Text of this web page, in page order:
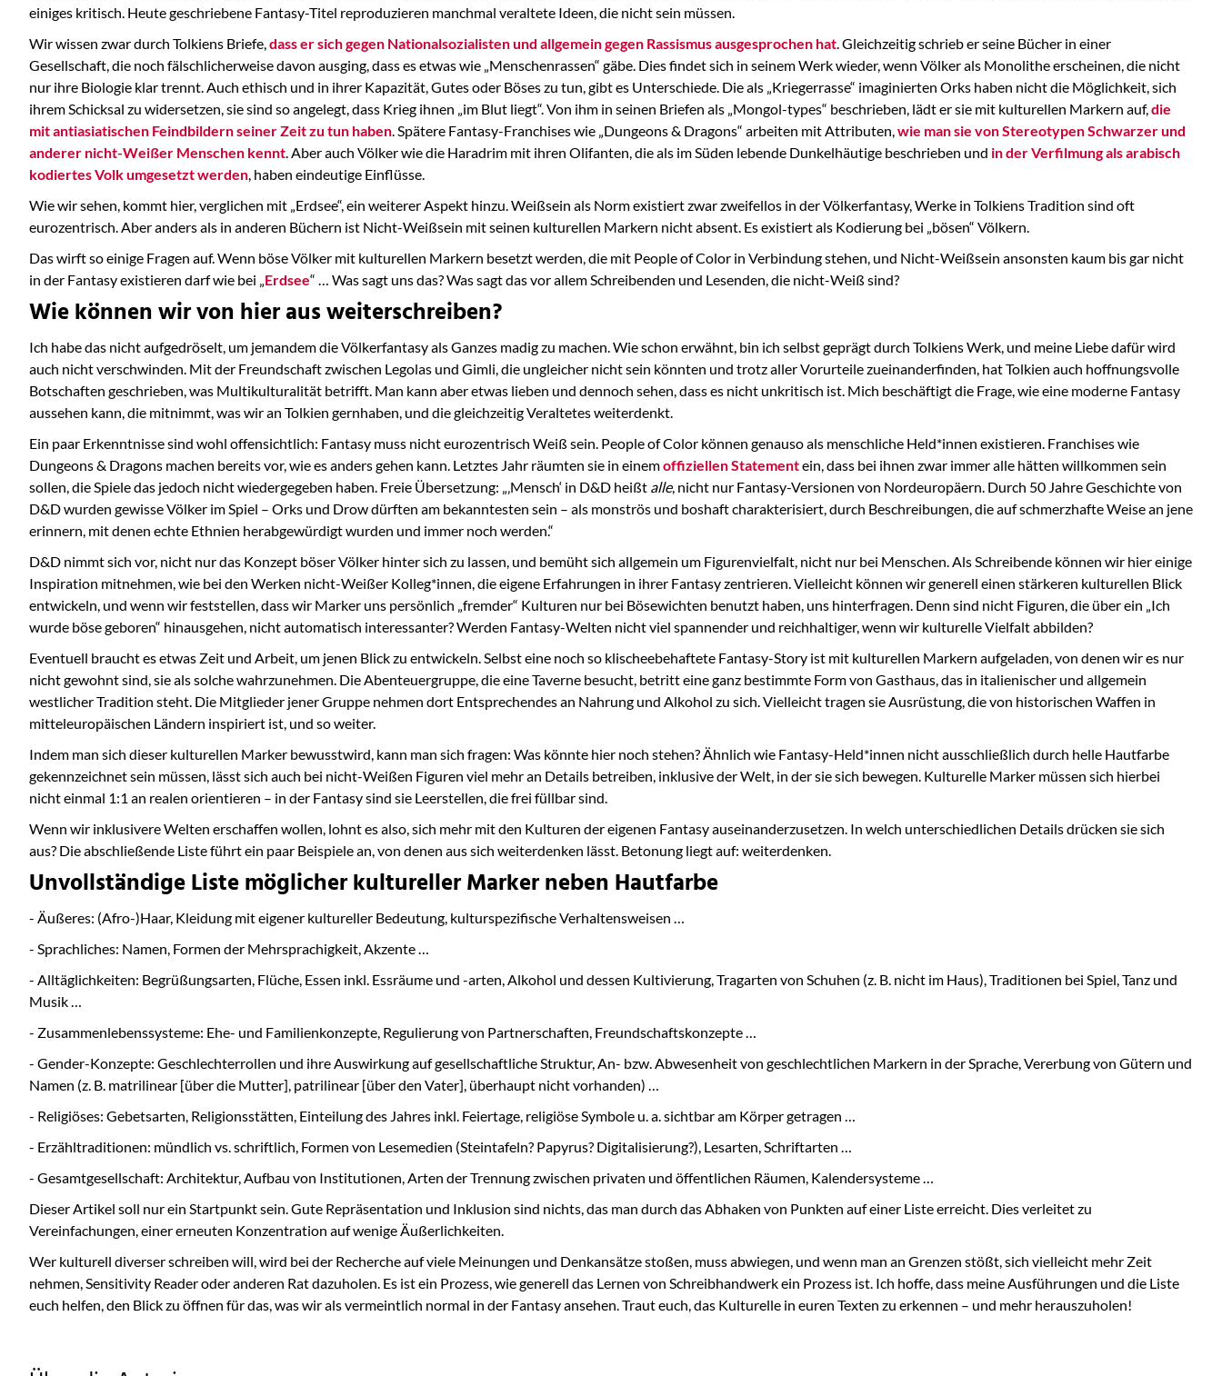
einiges kritisch. Heute geschriebene Fantasy-Titel reproduzieren manchmal veraltete Ideen, die nicht sein müssen.
Wir wissen zwar durch Tolkiens Briefe, dass er sich gegen Nationalsozialisten und allgemein gegen Rassismus ausgesprochen hat. Gleichzeitig schrieb er seine Bücher in einer
Gesellschaft, die noch fälschlicherweise davon ausging, dass es etwas wie „Menschenrassen“ gäbe. Dies findet sich in seinem Werk wieder, wenn Völker als Monolithe erscheinen, die nicht
nur ihre Biologie klar trennt. Auch ethisch und in ihrer Kapazität, Gutes oder Böses zu tun, gibt es Unterschiede. Die als „Kriegerrasse“ imaginierten Orks haben nicht die Möglichkeit, sich
ihrem Schicksal zu widersetzen, sie sind so angelegt, dass Krieg ihnen „im Blut liegt“. Von ihm in seinen Briefen als „Mongol-types“ beschrieben, lädt er sie mit kulturellen Markern auf, die
mit antiasiatischen Feindbildern seiner Zeit zu tun haben. Spätere Fantasy-Franchises wie „Dungeons & Dragons“ arbeiten mit Attributen, wie man sie von Stereotypen Schwarzer und
anderer nicht-Weißer Menschen kennt. Aber auch Völker wie die Haradrim mit ihren Olifanten, die als im Süden lebende Dunkelhäutige beschrieben und in der Verfilmung als arabisch
kodiertes Volk umgesetzt werden, haben eindeutige Einflüsse.
Wie wir sehen, kommt hier, verglichen mit „Erdsee“, ein weiterer Aspekt hinzu. Weißsein als Norm existiert zwar zweifellos in der Völkerfantasy, Werke in Tolkiens Tradition sind oft
eurozentrisch. Aber anders als in anderen Büchern ist Nicht-Weißsein mit seinen kulturellen Markern nicht absent. Es existiert als Kodierung bei „bösen“ Völkern.
Das wirft so einige Fragen auf. Wenn böse Völker mit kulturellen Markern besetzt werden, die mit People of Color in Verbindung stehen, und Nicht-Weißsein ansonsten kaum bis gar nicht
in der Fantasy existieren darf wie bei „ Erdsee“ … Was sagt uns das? Was sagt das vor allem Schreibenden und Lesenden, die nicht-Weiß sind?
Wie können wir von hier aus weiterschreiben?
Ich habe das nicht aufgedröselt, um jemandem die Völkerfantasy als Ganzes madig zu machen. Wie schon erwähnt, bin ich selbst geprägt durch Tolkiens Werk, und meine Liebe dafür wird
auch nicht verschwinden. Mit der Freundschaft zwischen Legolas und Gimli, die ungleicher nicht sein könnten und trotz aller Vorurteile zueinanderfinden, hat Tolkien auch hoffnungsvolle
Botschaften geschrieben, was Multikulturalität betrifft. Man kann aber etwas lieben und dennoch sehen, dass es nicht unkritisch ist. Mich beschäftigt die Frage, wie eine moderne Fantasy
aussehen kann, die mitnimmt, was wir an Tolkien gernhaben, und die gleichzeitig Veraltetes weiterdenkt.
Ein paar Erkenntnisse sind wohl offensichtlich: Fantasy muss nicht eurozentrisch Weiß sein. People of Color können genauso als menschliche Held*innen existieren. Franchises wie
Dungeons & Dragons machen bereits vor, wie es anders gehen kann. Letztes Jahr räumten sie in einemoffiziellen Statementein, dass bei ihnen zwar immer alle hätten willkommen sein
sollen, die Spiele das jedoch nicht wiedergegeben haben. Freie Übersetzung: „‚Mensch‘ in D&D heißt alle, nicht nur Fantasy-Versionen von Nordeuropäern. Durch 50 Jahre Geschichte von
D&D wurden gewisse Völker im Spiel – Orks und Drow dürften am bekanntesten sein – als monströs und boshaft charakterisiert, durch Beschreibungen, die auf schmerzhafte Weise an jene
erinnern, mit denen echte Ethnien herabgewürdigt wurden und immer noch werden.“
D&D nimmt sich vor, nicht nur das Konzept böser Völker hinter sich zu lassen, und bemüht sich allgemein um Figurenvielfalt, nicht nur bei Menschen. Als Schreibende können wir hier einige
Inspiration mitnehmen, wie bei den Werken nicht-Weißer Kolleg*innen, die eigene Erfahrungen in ihrer Fantasy zentrieren. Vielleicht können wir generell einen stärkeren kulturellen Blick
entwickeln, und wenn wir feststellen, dass wir Marker uns persönlich „fremder“ Kulturen nur bei Bösewichten benutzt haben, uns hinterfragen. Denn sind nicht Figuren, die über ein „Ich
wurde böse geboren“ hinausgehen, nicht automatisch interessanter? Werden Fantasy-Welten nicht viel spannender und reichhaltiger, wenn wir kulturelle Vielfalt abbilden?
Eventuell braucht es etwas Zeit und Arbeit, um jenen Blick zu entwickeln. Selbst eine noch so klischeebehaftete Fantasy-Story ist mit kulturellen Markern aufgeladen, von denen wir es nur
nicht gewohnt sind, sie als solche wahrzunehmen. Die Abenteuergruppe, die eine Taverne besucht, betritt eine ganz bestimmte Form von Gasthaus, das in italienischer und allgemein
westlicher Tradition steht. Die Mitglieder jener Gruppe nehmen dort Entsprechendes an Nahrung und Alkohol zu sich. Vielleicht tragen sie Ausrüstung, die von historischen Waffen in
mitteleuropäischen Ländern inspiriert ist, und so weiter.
Indem man sich dieser kulturellen Marker bewusstwird, kann man sich fragen: Was könnte hier noch stehen? Ähnlich wie Fantasy-Held*innen nicht ausschließlich durch helle Hautfarbe
gekennzeichnet sein müssen, lässt sich auch bei nicht-Weißen Figuren viel mehr an Details betreiben, inklusive der Welt, in der sie sich bewegen. Kulturelle Marker müssen sich hierbei
nicht einmal 1:1 an realen orientieren – in der Fantasy sind sie Leerstellen, die frei füllbar sind.
Wenn wir inklusivere Welten erschaffen wollen, lohnt es also, sich mehr mit den Kulturen der eigenen Fantasy auseinanderzusetzen. In welch unterschiedlichen Details drücken sie sich
aus? Die abschließende Liste führt ein paar Beispiele an, von denen aus sich weiterdenken lässt. Betonung liegt auf: weiterdenken.
UnvollständigeListe möglicher kultureller Marker neben Hautfarbe
- Äußeres: (Afro-)Haar, Kleidung mit eigener kultureller Bedeutung, kulturspezifische Verhaltensweisen …
- Sprachliches: Namen, Formen der Mehrsprachigkeit, Akzente …
- Alltäglichkeiten: Begrüßungsarten, Flüche, Essen inkl. Essräume und -arten, Alkohol und dessen Kultivierung, Tragarten von Schuhen (z. B. nicht im Haus), Traditionen bei Spiel, Tanz und
Musik …
- Zusammenlebenssysteme: Ehe- und Familienkonzepte, Regulierung von Partnerschaften, Freundschaftskonzepte …
- Gender-Konzepte: Geschlechterrollen und ihre Auswirkung auf gesellschaftliche Struktur, An- bzw. Abwesenheit von geschlechtlichen Markern in der Sprache, Vererbung von Gütern und
Namen (z. B. matrilinear [über die Mutter], patrilinear [über den Vater], überhaupt nicht vorhanden) …
- Religiöses: Gebetsarten, Religionsstätten, Einteilung des Jahres inkl. Feiertage, religiöse Symbole u. a. sichtbar am Körper getragen …
- Erzähltraditionen: mündlich vs. schriftlich, Formen von Lesemedien (Steintafeln? Papyrus? Digitalisierung?), Lesarten, Schriftarten …
- Gesamtgesellschaft: Architektur, Aufbau von Institutionen, Arten der Trennung zwischen privaten und öffentlichen Räumen, Kalendersysteme …
Dieser Artikel soll nur ein Startpunkt sein. Gute Repräsentation und Inklusion sind nichts, das man durch das Abhaken von Punkten auf einer Liste erreicht. Dies verleitet zu
Vereinfachungen, einer erneuten Konzentration auf wenige Äußerlichkeiten.
Wer kulturell diverser schreiben will, wird bei der Recherche auf viele Meinungen und Denkansätze stoßen, muss abwiegen, und wenn man an Grenzen stößt, sich vielleicht mehr Zeit
nehmen, Sensitivity Reader oder anderen Rat dazuholen. Es ist ein Prozess, wie generell das Lernen von Schreibhandwerk ein Prozess ist. Ich hoffe, dass meine Ausführungen und die Liste
euch helfen, den Blick zu öffnen für das, was wir als vermeintlich normal in der Fantasy ansehen. Traut euch, das Kulturelle in euren Texten zu erkennen – und mehr herauszuholen!